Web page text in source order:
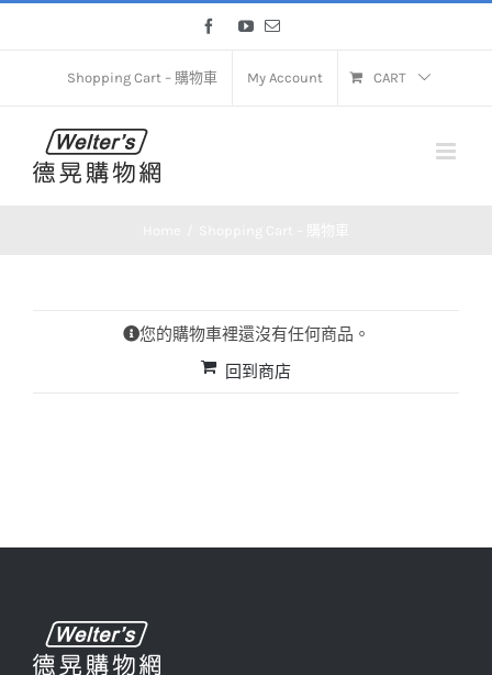
FacebookYouTube
Email
Shopping Cart – 購物車 My Account CART
您的購物車裡還沒有任何商品。
回到商店